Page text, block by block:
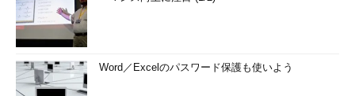
Word／Excelのパスワード保護も使いよう